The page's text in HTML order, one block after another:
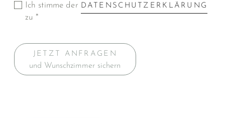
Ich stimme der DATENSCHUTZERKLÄRUNG
zu *
JETZT ANFRAGEN
und Wunschzimmer sichern